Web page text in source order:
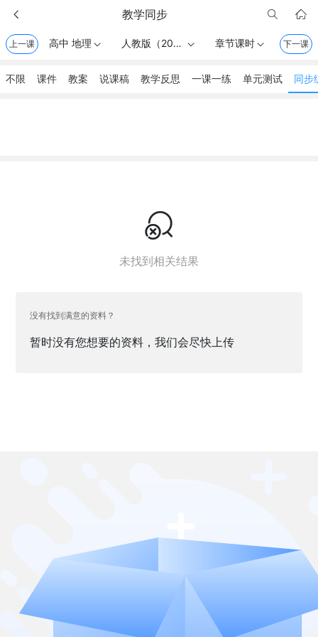
✕
 教学同步  
上一课 高中 地理  人教版（2019） . 必修第一册  章节课时 下一课
不限 课件 教案 说课稿 教学反思 一课一练 单元测试 同步

未找到相关结果
没有找到满意的资料？
暂时没有您想要的资料，我们会尽快上传